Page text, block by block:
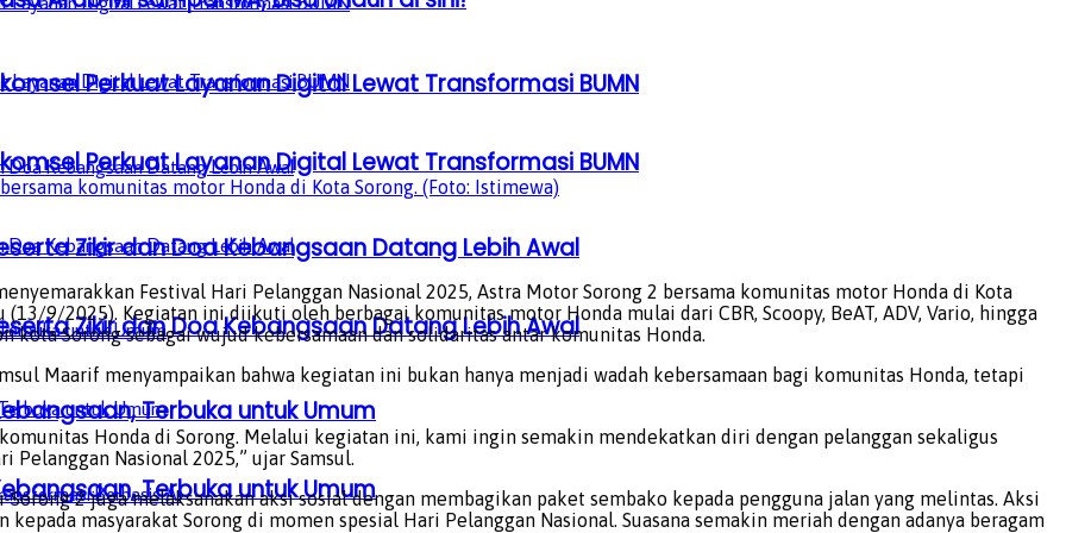
Perkuat Layanan Digital Lewat Transformasi BUMN
Zikir dan Doa Kebangsaan Datang Lebih Awal
Terbuka untuk Umum
Perkuat Layanan Digital Lewat Transformasi BUMN
Zikir dan Doa Kebangsaan Datang Lebih Awal
Terbuka untuk Umum
komunitas motor Honda di Kota Sorong. (Foto: Istimewa)
Festival Hari Pelanggan Nasional 2025, Astra Motor Sorong 2 bersama komunitas motor Honda di Kota
9/2025). Kegiatan ini diikuti oleh berbagai komunitas motor Honda mulai dari CBR, Scoopy, BeAT, ADV, Vario, hingga
Sorong sebagai wujud kebersamaan dan solidaritas antar komunitas Honda.
Maarif menyampaikan bahwa kegiatan ini bukan hanya menjadi wadah kebersamaan bagi komunitas Honda, tetapi
Honda di Sorong. Melalui kegiatan ini, kami ingin semakin mendekatkan diri dengan pelanggan sekaligus
Nasional 2025,” ujar Samsul.
2 juga melaksanakan aksi sosial dengan membagikan paket sembako kepada pengguna jalan yang melintas. Aksi
masyarakat Sorong di momen spesial Hari Pelanggan Nasional. Suasana semakin meriah dengan adanya beragam